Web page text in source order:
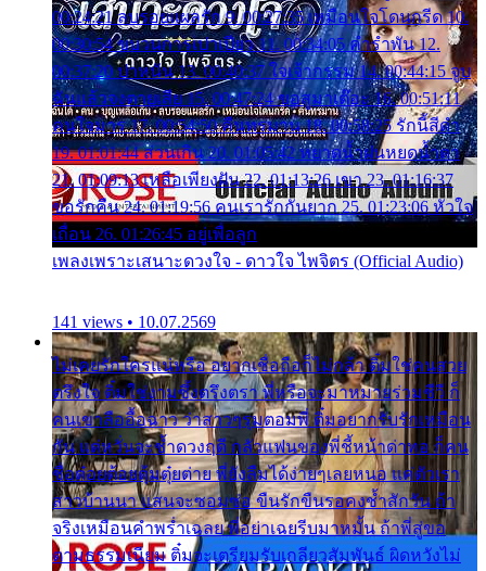
00:24:21 ลบรอยแผลรัก 9. 00:27:35 เหมือนใจโดนกรีด 10.
00:30:54 ขบวนการเปาเปียว 11. 00:34:05 คำรำพัน 12.
00:37:20 ปาหนัน 13. 00:40:37 ใจเจ้ากรรม 14. 00:44:15 จูบ
ฉันแล้วจงตายเสีย 15. 00:47:24 ขอสูมาเต๊อะ 16. 00:51:11
คนใจมาร 17. 00:54:50 คืนทรมาน 18. 00:58:25 รักนี้สีดำ
19. 01:01:44 ส่วนเกิน 20. 01:05:42 หยาดน้ำฝนหยดน้ำตา
21. 01:09:13 เหลือเพียงฝัน 22. 01:13:26 เขา 23. 01:16:37
ขอรักคืน 24. 01:19:56 คนเรารักกันยาก 25. 01:23:06 หัวใจ
เถื่อน 26. 01:26:45 อยู่เพื่อลูก
เพลงเพราะเสนาะดวงใจ - ดาวใจ ไพจิตร (Official Audio)
141 views • 10.07.2569
ไม่เคยรักใครแน่หรือ อยากเชื่อถือก็ไม่กล้า ติ๋มใช่คนสวย
ตรึงใจ ติ๋มใช่งามซึ้งตรึงตรา พี่หรือจะมาหมายร่วมชีวี ก็
คนเขาลืออื้อฉาว ว่าสาวๆรุมตอมพี่ ติ๋มอยากรับรักเหมือน
กัน แต่หวั่นจะช้ำดวงฤดี กลัวแฟนของพี่ชี้หน้าด่าทอ ก็คน
ชื่อต๋อยต้อยตุ้มตุ๋ยต่าย พี่ยังลืมได้ง่ายๆเลยหนอ แค่ตัวเรา
สาวบ้านนา แสนจะซอมซ่อ ขืนรักขืนรอคงช้ำสักวัน ถ้า
จริงเหมือนคำพร่ำเฉลย พี่อย่าเฉยรีบมาหมั้น ถ้าพี่สู่ขอ
ตามธรรมเนียม ติ๋มจะเตรียมรับเกลียวสัมพันธ์ ผิดหวังไม่